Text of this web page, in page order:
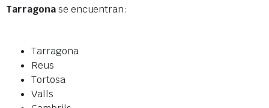
Tarragonase encuentran:
Tarragona
Reus
Tortosa
Valls